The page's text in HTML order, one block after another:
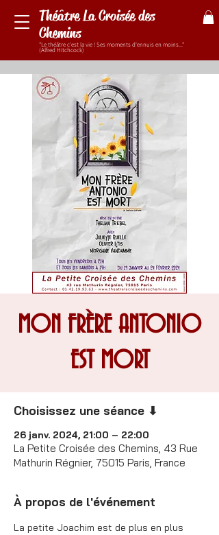
Théâtre La Croisée des
Chemins
"Le théâtre c'est la vie ! Ses moments d'ennuis en moins..."
(Alfred Hitchcock)
MON FRÈRE ANTONIO
EST MORT
Choisissez une séance ⬇
26 janv. 2024, 21:00 – 22:00
La Petite Croisée des Chemins, 43 Rue
Mathurin Régnier, 75015 Paris, France
À propos de l'événement
La petite Joachim est de plus en plus